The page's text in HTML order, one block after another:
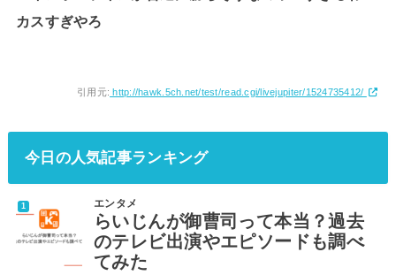
カスすぎやろ
引用元: http://hawk.5ch.net/test/read.cgi/livejupiter/1524735412/
今日の人気記事ランキング
エンタメ
らいじんが御曹司って本当？過去
のテレビ出演やエピソードも調べ
てみた